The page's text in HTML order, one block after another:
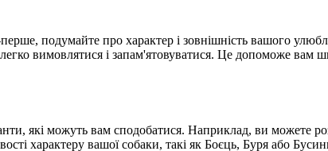
подумайте про характер і зовнішність вашого
вимовлятися і запам'ятовуватися. Це допоможе
які можуть вам сподобатися. Наприклад, ви можете
характеру вашої собаки, такі як Боєць, Буря або